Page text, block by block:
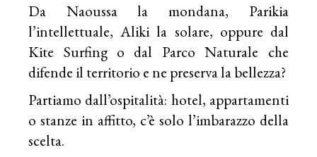
Da Naoussa la mondana, Parikia
l’intellettuale, Aliki la solare, oppure dal
Kite Surfing o dal Parco Naturale che
difende il territorio e ne preserva la bellezza?
Partiamo dall’ospitalità: hotel, appartamenti
o stanze in affitto, c’è solo l’imbarazzo della
scelta.